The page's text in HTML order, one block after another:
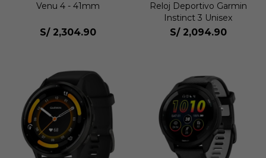
Venu 4 - 41mm
S/ 2,304.90
Reloj Deportivo Garmin
Instinct 3 Unisex
S/ 2,094.90